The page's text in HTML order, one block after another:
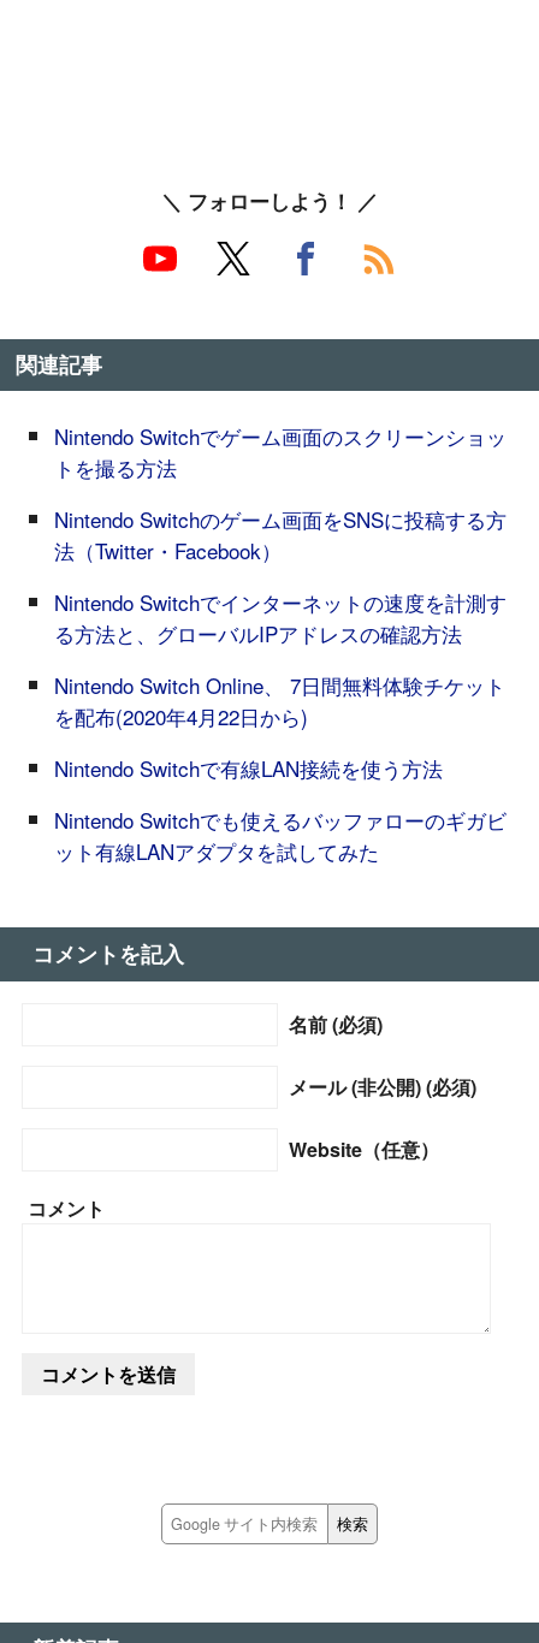
＼ フォローしよう！ ／
関連記事
Nintendo Switchでゲーム画面のスクリーンショッ
トを撮る方法
Nintendo Switchのゲーム画面をSNSに投稿する方
法（Twitter・Facebook）
Nintendo Switchでインターネットの速度を計測す
る方法と、グローバルIPアドレスの確認方法
Nintendo Switch Online、 7日間無料体験チケット
を配布(2020年4月22日から)
Nintendo Switchで有線LAN接続を使う方法
Nintendo Switchでも使えるバッファローのギガビ
ット有線LANアダプタを試してみた
コメントを記入
名前 (必須)
メール (非公開) (必須)
Website（任意）
コメント